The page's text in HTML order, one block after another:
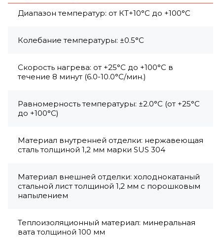
Диапазон температур: от КТ+10°С до +100°С
Колебание температуры: ±0.5°С
Скорость нагрева: от +25°С до +100°С в
течение 8 минут (6.0-10.0°С/мин.)
Равномерность температуры: ±2.0°С (от +25°С
до +100°С)
Материал внутренней отделки: нержавеющая
сталь толщиной 1,2 мм марки SUS 304
Материал внешней отделки: холоднокатаный
стальной лист толщиной 1,2 мм с порошковым
напылением
Теплоизоляционный материал: минеральная
вата толщиной 100 мм